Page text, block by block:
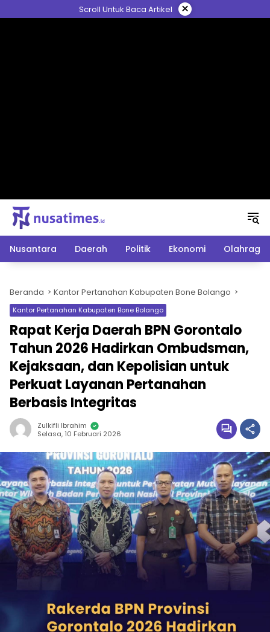
ke
Scroll Untuk Baca Artikel ×
Nusantara Daerah Politik Ekonomi Olahraga
Beranda Kantor Pertanahan Kabupaten Bone Bolango
Kantor Pertanahan Kabupaten Bone Bolango
Rapat Kerja Daerah BPN Gorontalo
Tahun 2026 Hadirkan Ombudsman,
Kejaksaan, dan Kepolisian untuk
Perkuat Layanan Pertanahan
Berbasis Integritas
Zulkifli Ibrahim
Selasa, 10 Februari 2026